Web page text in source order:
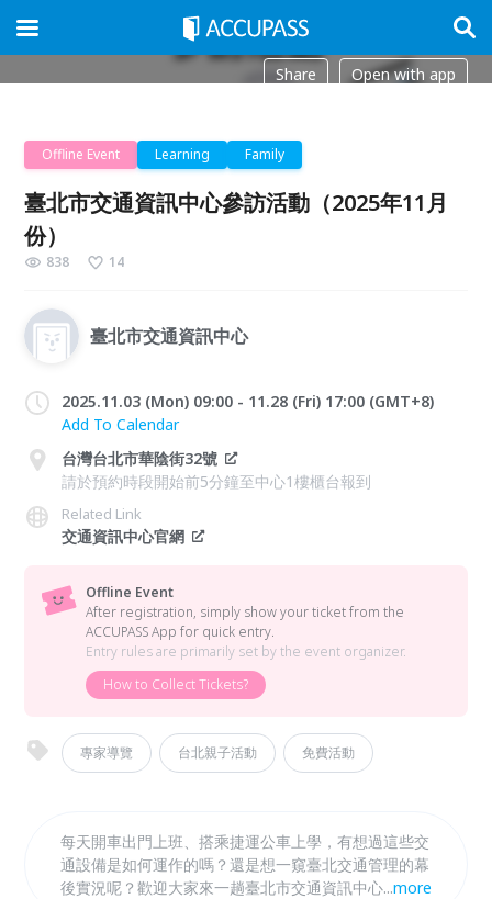
Share Open with app
Offline Event Learning Family
臺北市交通資訊中心參訪活動（2025年11月
份）
838 14
臺北市交通資訊中心
2025.11.03 (Mon) 09:00 - 11.28 (Fri) 17:00 (GMT+8)
Add To Calendar
台灣台北市華陰街32號
請於預約時段開始前5分鐘至中心1樓櫃台報到
Related Link
交通資訊中心官網
Offline Event
After registration, simply show your ticket from the
ACCUPASS App for quick entry.
Entry rules are primarily set by the event organizer.
How to Collect Tickets?
專家導覽 台北親子活動 免費活動
每天開車出門上班、搭乘捷運公車上學，有想過這些交
通設備是如何運作的嗎？還是想一窺臺北交通管理的幕
後實況呢？歡迎大家來一趟臺北市交通資訊中心，透過
...more